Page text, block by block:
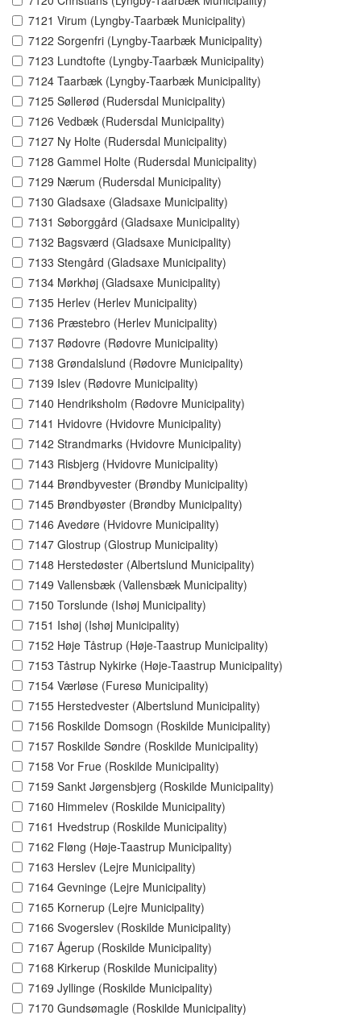
7121 Virum (Lyngby-Taarbæk Municipality)
7122 Sorgenfri (Lyngby-Taarbæk Municipality)
7123 Lundtofte (Lyngby-Taarbæk Municipality)
7124 Taarbæk (Lyngby-Taarbæk Municipality)
7125 Søllerød (Rudersdal Municipality)
7126 Vedbæk (Rudersdal Municipality)
7127 Ny Holte (Rudersdal Municipality)
7128 Gammel Holte (Rudersdal Municipality)
7129 Nærum (Rudersdal Municipality)
7130 Gladsaxe (Gladsaxe Municipality)
7131 Søborggård (Gladsaxe Municipality)
7132 Bagsværd (Gladsaxe Municipality)
7133 Stengård (Gladsaxe Municipality)
7134 Mørkhøj (Gladsaxe Municipality)
7135 Herlev (Herlev Municipality)
7136 Præstebro (Herlev Municipality)
7137 Rødovre (Rødovre Municipality)
7138 Grøndalslund (Rødovre Municipality)
7139 Islev (Rødovre Municipality)
7140 Hendriksholm (Rødovre Municipality)
7141 Hvidovre (Hvidovre Municipality)
7142 Strandmarks (Hvidovre Municipality)
7143 Risbjerg (Hvidovre Municipality)
7144 Brøndbyvester (Brøndby Municipality)
7145 Brøndbyøster (Brøndby Municipality)
7146 Avedøre (Hvidovre Municipality)
7147 Glostrup (Glostrup Municipality)
7148 Herstedøster (Albertslund Municipality)
7149 Vallensbæk (Vallensbæk Municipality)
7150 Torslunde (Ishøj Municipality)
7151 Ishøj (Ishøj Municipality)
7152 Høje Tåstrup (Høje-Taastrup Municipality)
7153 Tåstrup Nykirke (Høje-Taastrup Municipality)
7154 Værløse (Furesø Municipality)
7155 Herstedvester (Albertslund Municipality)
7156 Roskilde Domsogn (Roskilde Municipality)
7157 Roskilde Søndre (Roskilde Municipality)
7158 Vor Frue (Roskilde Municipality)
7159 Sankt Jørgensbjerg (Roskilde Municipality)
7160 Himmelev (Roskilde Municipality)
7161 Hvedstrup (Roskilde Municipality)
7162 Fløng (Høje-Taastrup Municipality)
7163 Herslev (Lejre Municipality)
7164 Gevninge (Lejre Municipality)
7165 Kornerup (Lejre Municipality)
7166 Svogerslev (Roskilde Municipality)
7167 Ågerup (Roskilde Municipality)
7168 Kirkerup (Roskilde Municipality)
7169 Jyllinge (Roskilde Municipality)
7170 Gundsømagle (Roskilde Municipality)